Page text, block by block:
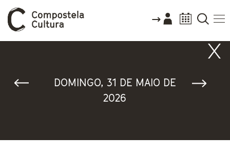
DOMINGO, 31 DE MAIO DE
2026